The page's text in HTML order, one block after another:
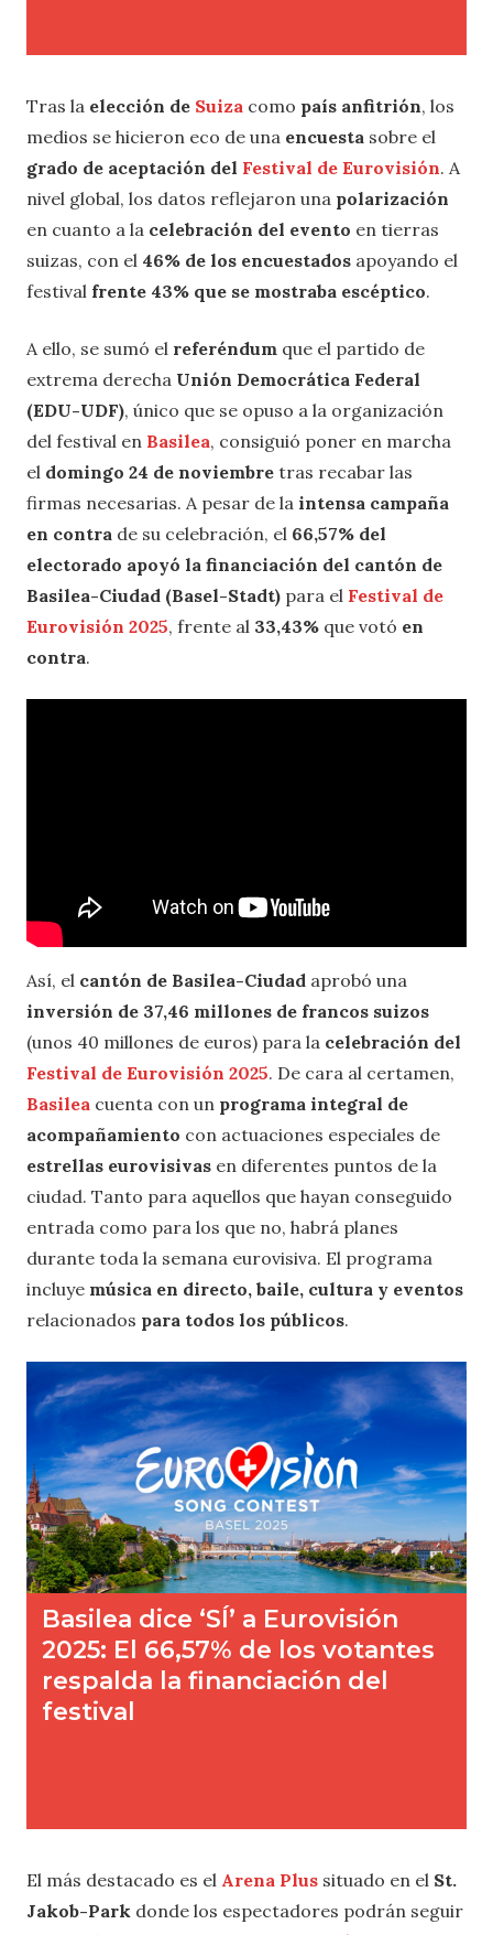
Tras la elección de Suiza como país anfitrión, los
medios se hicieron eco de una encuesta sobre el
grado de aceptación del Festival de Eurovisión. A
nivel global, los datos reflejaron una polarización
en cuanto a la celebración del evento en tierras
suizas, con el 46% de los encuestados apoyando el
festival frente 43% que se mostraba escéptico.
A ello, se sumó el referéndum que el partido de
extrema derecha Unión Democrática Federal
(EDU-UDF), único que se opuso a la organización
del festival en Basilea, consiguió poner en marcha
el domingo 24 de noviembre tras recabar las
firmas necesarias. A pesar de la intensa campaña
en contra de su celebración, el 66,57% del
electorado apoyó la financiación del cantón de
Basilea-Ciudad (Basel-Stadt) para el Festival de
Eurovisión 2025, frente al 33,43% que votó en
contra.
Así, el cantón de Basilea-Ciudad aprobó una
inversión de 37,46 millones de francos suizos
(unos 40 millones de euros) para la celebración del
Festival de Eurovisión 2025. De cara al certamen,
Basilea cuenta con un programa integral de
acompañamiento con actuaciones especiales de
estrellas eurovisivas en diferentes puntos de la
ciudad. Tanto para aquellos que hayan conseguido
entrada como para los que no, habrá planes
durante toda la semana eurovisiva. El programa
incluye música en directo, baile, cultura y eventos
relacionados para todos los públicos.
El más destacado es el Arena Plus situado en el St.
Jakob-Park donde los espectadores podrán seguir